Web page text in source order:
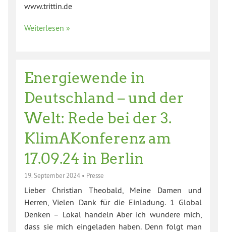
www.trittin.de
Weiterlesen »
Energiewende in
Deutschland – und der
Welt: Rede bei der 3.
KlimAKonferenz am
17.09.24 in Berlin
19. September 2024 • Presse
Lieber Christian Theobald, Meine Damen und
Herren, Vielen Dank für die Einladung. 1 Global
Denken – Lokal handeln Aber ich wundere mich,
dass sie mich eingeladen haben. Denn folgt man